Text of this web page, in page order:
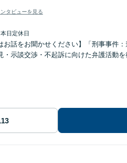
ンタビューを見る
日定休日
お話をお聞かせください】「刑事事件
示談交渉・不起訴に向けた弁護活動を